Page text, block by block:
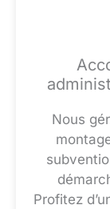
Nous
Profitez